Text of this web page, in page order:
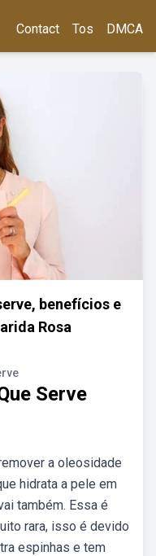
Contact Tos DMCA
benefícios e
Rosa
Serve
a oleosidade
hidrata a pele em
também. Essa é
rara, isso é devido
espinhas e tem